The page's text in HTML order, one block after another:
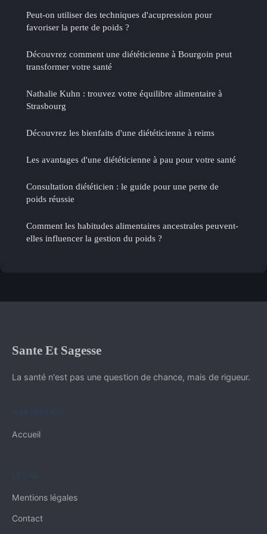
Peut-on utiliser des techniques d'acupression pour
favoriser la perte de poids ?
Découvrez comment une diététicienne à Bourgoin peut
transformer votre santé
Nathalie Kuhn : trouvez votre équilibre alimentaire à
Strasbourg
Découvrez les bienfaits d'une diététicienne à reims
Les avantages d'une diététicienne à pau pour votre santé
Consultation diététicien : le guide pour une perte de
poids réussie
Comment les habitudes alimentaires ancestrales peuvent-
elles influencer la gestion du poids ?
Sante Et Sagesse
La santé n'est pas une question de chance, mais de rigueur.
NAVIGATION
Accueil
LÉGAL
Mentions légales
Contact